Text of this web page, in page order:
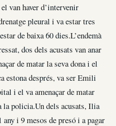
van haver d’intervenir
pleural i va estar tres
de baixa 60 dies.L’endemà
dos dels acusats van anar
de matar la seva dona i el
estona després, va ser Emili
i el va amenaçar de matar
la policia.Un dels acusats, Ilia
i 9 mesos de presó i a pagar